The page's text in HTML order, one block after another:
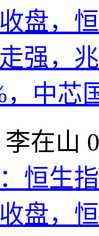
盘，
强，
，中芯
李在山
恒生
盘，